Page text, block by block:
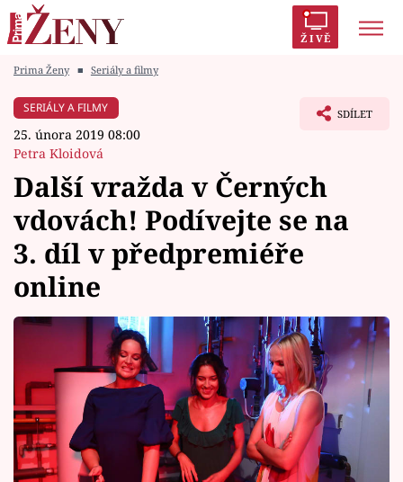
ŽIVĚ
Módní alarm
Témata
Celebrity
Vztahy
Seriály
Horoskopy
Sledujte prima+
Prima Ženy ■ Seriály a filmy
SERIÁLY A FILMY
25. února 2019 08:00
Petra Kloidová
SDÍLET
Další vražda v Černých
vdovách! Podívejte se na
3. díl v předpremiéře
online